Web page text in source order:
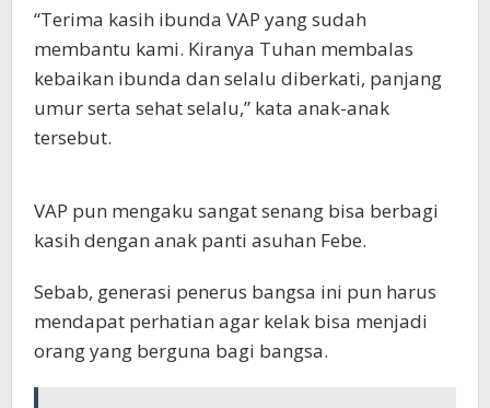
“Terima kasih ibunda VAP yang sudah
membantu kami. Kiranya Tuhan membalas
kebaikan ibunda dan selalu diberkati, panjang
umur serta sehat selalu,” kata anak-anak
tersebut.
VAP pun mengaku sangat senang bisa berbagi
kasih dengan anak panti asuhan Febe.
Sebab, generasi penerus bangsa ini pun harus
mendapat perhatian agar kelak bisa menjadi
orang yang berguna bagi bangsa.